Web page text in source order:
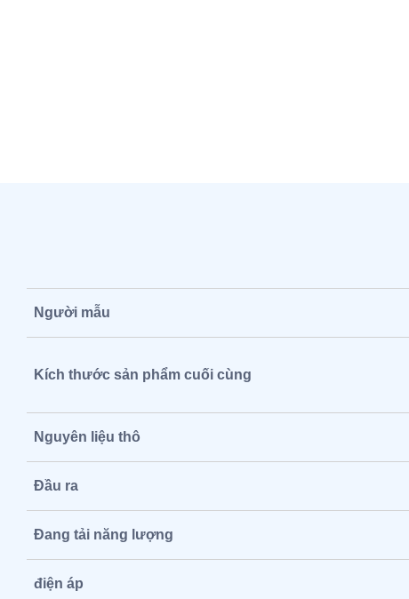
Người mẫu
Kích thước sản phẩm cuối cùng
Nguyên liệu thô
Đầu ra
Đang tải năng lượng
điện áp